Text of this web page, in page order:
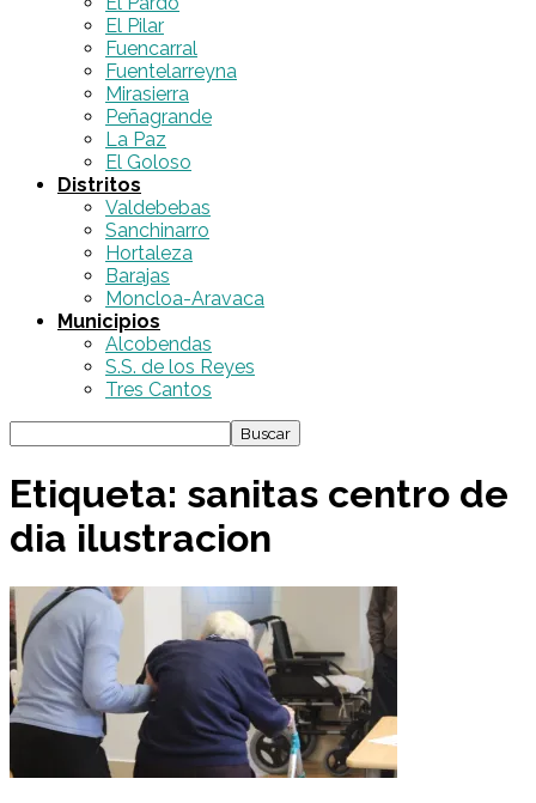
El Pilar
Fuencarral
Fuentelarreyna
Mirasierra
Peñagrande
La Paz
El Goloso
Distritos
Valdebebas
Sanchinarro
Hortaleza
Barajas
Moncloa-Aravaca
Municipios
Alcobendas
S.S. de los Reyes
Tres Cantos
Etiqueta: sanitas centro de
dia ilustracion